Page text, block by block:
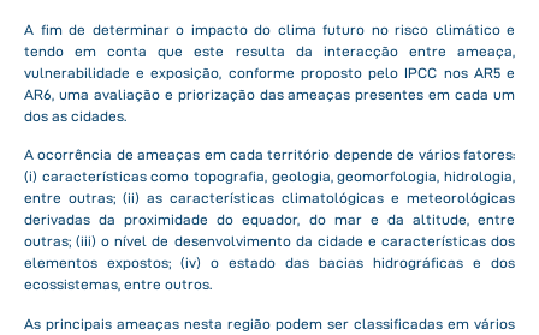
A fim de determinar o impacto do clima futuro no risco climático e
tendo em conta que este resulta da interacção entre ameaça,
vulnerabilidade e exposição, conforme proposto pelo IPCC nos AR5 e
AR6, uma avaliação e priorização das ameaças presentes em cada um
dos as cidades.
A ocorrência de ameaças em cada território depende de vários fatores:
(i) características como topografia, geologia, geomorfologia, hidrologia,
entre outras; (ii) as características climatológicas e meteorológicas
derivadas da proximidade do equador, do mar e da altitude, entre
outras; (iii) o nível de desenvolvimento da cidade e características dos
elementos expostos; (iv) o estado das bacias hidrográficas e dos
ecossistemas, entre outros.
As principais ameaças nesta região podem ser classificadas em vários